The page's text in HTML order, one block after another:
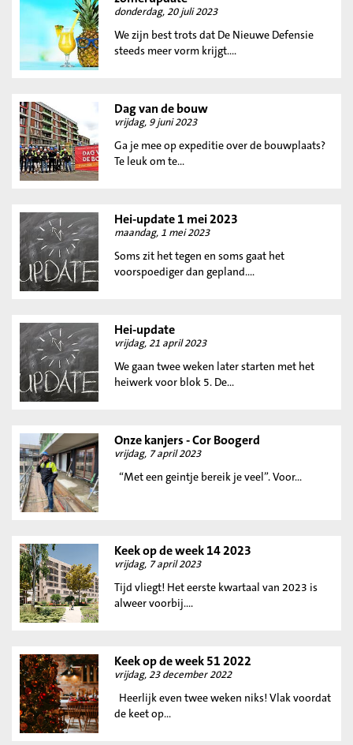
donderdag, 20 juli 2023
We zijn best trots dat De Nieuwe Defensie
steeds meer vorm krijgt....
Dag van de bouw
vrijdag, 9 juni 2023
Ga je mee op expeditie over de bouwplaats?
Te leuk om te...
Hei-update 1 mei 2023
maandag, 1 mei 2023
Soms zit het tegen en soms gaat het
voorspoediger dan gepland....
Hei-update
vrijdag, 21 april 2023
We gaan twee weken later starten met het
heiwerk voor blok 5. De...
Onze kanjers - Cor Boogerd
vrijdag, 7 april 2023
“Met een geintje bereik je veel”. Voor...
Keek op de week 14 2023
vrijdag, 7 april 2023
Tijd vliegt! Het eerste kwartaal van 2023 is
alweer voorbij....
Keek op de week 51 2022
vrijdag, 23 december 2022
Heerlijk even twee weken niks! Vlak voordat
de keet op...